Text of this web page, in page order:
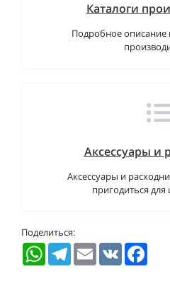
Каталоги
Подробное описание
Аксессуары и
Аксессуары и
пригодиться для
Поделиться:
WhatsAppTelegramEmail VK